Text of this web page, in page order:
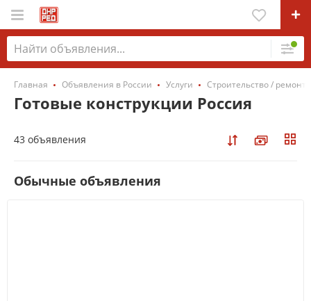
Главная Объявления в России Услуги Строительство / ремонт
Готовые конструкции Россия
43 объявления
Обычные объявления